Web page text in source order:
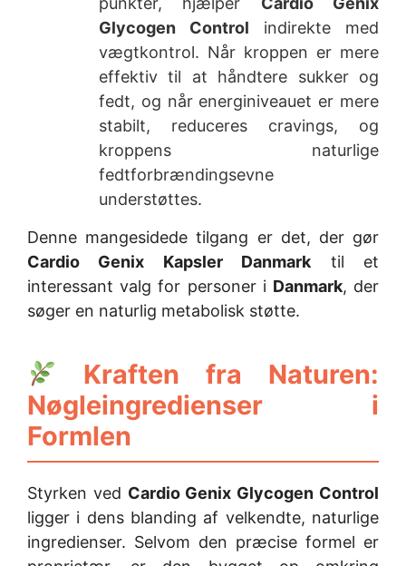
Glycogen Control indirekte med
vægtkontrol. Når kroppen er mere
effektiv til at håndtere sukker og
fedt, og når energiniveauet er mere
stabilt, reduceres cravings, og
kroppens naturlige
fedtforbrændingsevne
understøttes.
Denne mangesidede tilgang er det, der gør
Cardio Genix Kapsler Danmark til et
interessant valg for personer i Danmark, der
søger en naturlig metabolisk støtte.
Kraften fra Naturen:
Nøgleingredienser i
Formlen
Styrken ved Cardio Genix Glycogen Control
ligger i dens blanding af velkendte, naturlige
ingredienser. Selvom den præcise formel er